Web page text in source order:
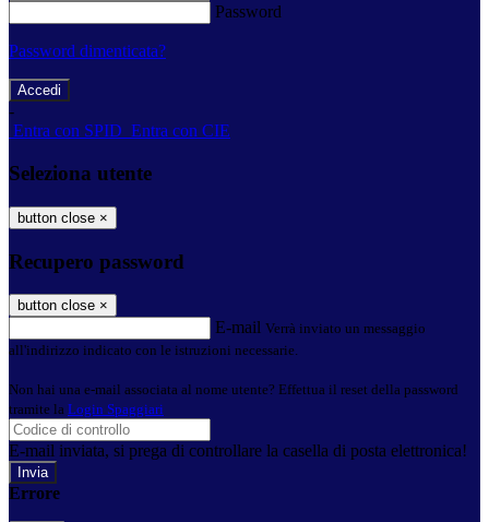
Password
Password dimenticata?
-
Entra con SPID Entra con CIE
Seleziona utente
button close ×
Recupero password
button close ×
E-mail Verrà inviato un messaggio
all'indirizzo indicato con le istruzioni necessarie.
Non hai una e-mail associata al nome utente? Effettua il reset della password
tramite la Login Spaggiari
E-mail inviata, si prega di controllare la casella di posta elettronica!
Errore